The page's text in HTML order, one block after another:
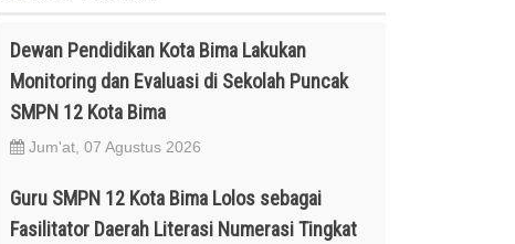
Dewan Pendidikan Kota Bima Lakukan
Monitoring dan Evaluasi di Sekolah Puncak
SMPN 12 Kota Bima
Jum'at, 07 Agustus 2026
Guru SMPN 12 Kota Bima Lolos sebagai
Fasilitator Daerah Literasi Numerasi Tingkat